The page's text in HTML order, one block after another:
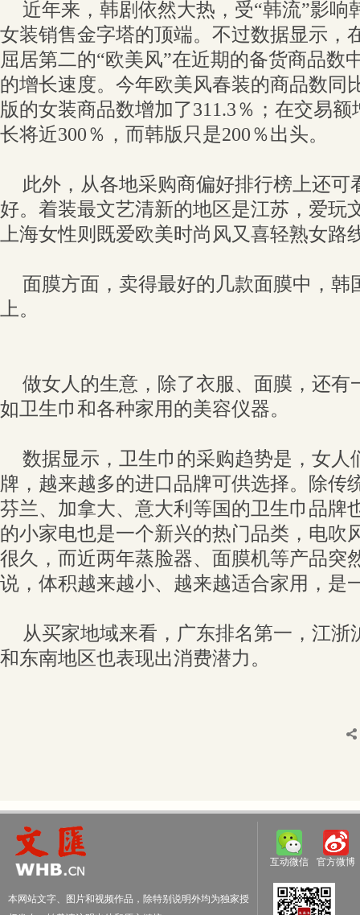
近年来，韩剧依然大热，受“韩流”影响
女装销售金字塔的顶端。不过数据显示，
屈居第二的“欧美风”在近期的备货商品数
的增长速度。今年欧美风春装的商品数同
版的女装商品数增加了311.3％；在交易
长将近300％，而韩版只是200％出头。
此外，从各地采购商偏好排行榜上还可
好。着装最文艺清新的地区是江苏，爱玩
上海女性则既爱欧美时尚风又喜轻熟女路
面膜方面，卖得最好的几款面膜中，韩
上。
做女人的生意，除了衣服、面膜，还有
如卫生巾和各种家用的美容仪器。
数据显示，卫生巾的采购趋势是，女人
牌，越来越多的进口品牌可供选择。除传
芬兰、加拿大、意大利等国的卫生巾品牌
的小家电也是一个新兴的热门品类，电吹
很久，而近两年蒸脸器、面膜机等产品突
说，体积越来越小、越来越适合家用，是
从买家地域来看，广东排名第一，江浙
和东南地区也表现出消费潜力。
本网站文字、图片和视频作品，除特别说明外均为独家授
互动微信 官方微博